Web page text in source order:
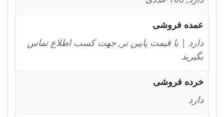
عمده فروشی
دارد | با قیمت پایین تر, جهت کسب اطلاع تماس
بگیرید
خرده فروشی
دارد